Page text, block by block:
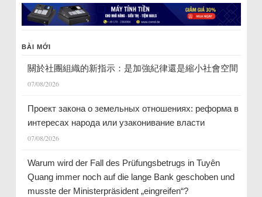
BÀI MỚI
關於社團組織的新指示：是加強紀律還是縮小社會空間
07/08/2026
Проект закона о земельных отношениях: реформа в
интересах народа или узаконивание власти
07/08/2026
Warum wird der Fall des Prüfungsbetrugs in Tuyên
Quang immer noch auf die lange Bank geschoben und
musste der Ministerpräsident „eingreifen“?